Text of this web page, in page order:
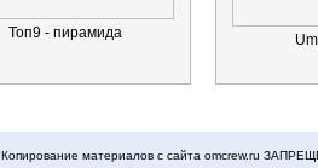
Топ9 - пирамида
Копирование материалов с сайта omcrew.ru